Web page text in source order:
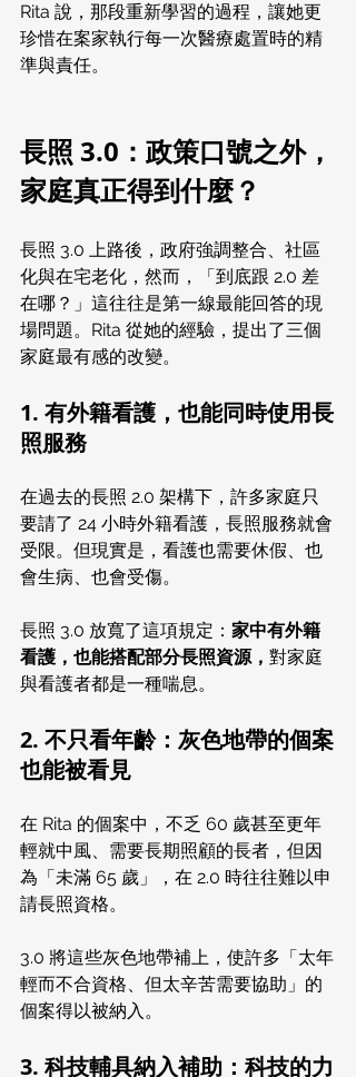
Rita 說，那段重新學習的過程，讓她更
珍惜在案家執行每一次醫療處置時的精
準與責任。
長照 3.0：政策口號之外，
家庭真正得到什麼？
長照 3.0 上路後，政府強調整合、社區
化與在宅老化，然而，「到底跟 2.0 差
在哪？」這往往是第一線最能回答的現
場問題。Rita 從她的經驗，提出了三個
家庭最有感的改變。
1. 有外籍看護，也能同時使用長
照服務
在過去的長照 2.0 架構下，許多家庭只
要請了 24 小時外籍看護，長照服務就會
受限。但現實是，看護也需要休假、也
會生病、也會受傷。
長照 3.0 放寬了這項規定： 家中有外籍
看護，也能搭配部分長照資源， 對家庭
與看護者都是一種喘息。
2. 不只看年齡：灰色地帶的個案
也能被看見
在 Rita 的個案中，不乏 60 歲甚至更年
輕就中風、需要長期照顧的長者，但因
為「未滿 65 歲」，在 2.0 時往往難以申
請長照資格。
3.0 將這些灰色地帶補上，使許多「太年
輕而不合資格、但太辛苦需要協助」的
個案得以被納入。
3. 科技輔具納入補助：科技的力